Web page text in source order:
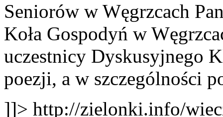
Seniorów w Węgrzcach
Koła Gospodyń w
uczestnicy Dyskusyjnego
poezji, a w szczególności
]]> http://zielonki.info/